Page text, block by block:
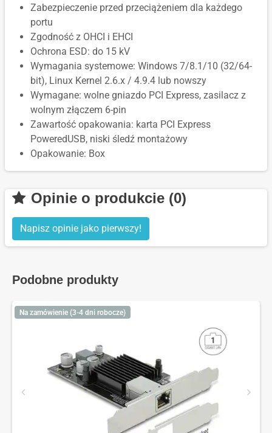
Zabezpieczenie przed przeciążeniem dla każdego
portu
Zgodność z OHCI i EHCI
Ochrona ESD: do 15 kV
Wymagania systemowe: Windows 7/8.1/10 (32/64-
bit), Linux Kernel 2.6.x / 4.9.4 lub nowszy
Wymagane: wolne gniazdo PCI Express, zasilacz z
wolnym złączem 6-pin
Zawartość opakowania: karta PCI Express
PoweredUSB, niski śledź montażowy
Opakowanie: Box
Opinie o produkcie (0)
Napisz opinie jako pierwszy!
Podobne produkty
Na zamówienie (3-4 dni robocze)